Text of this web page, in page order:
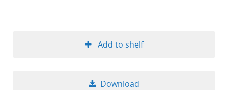
Add to shelf
Download